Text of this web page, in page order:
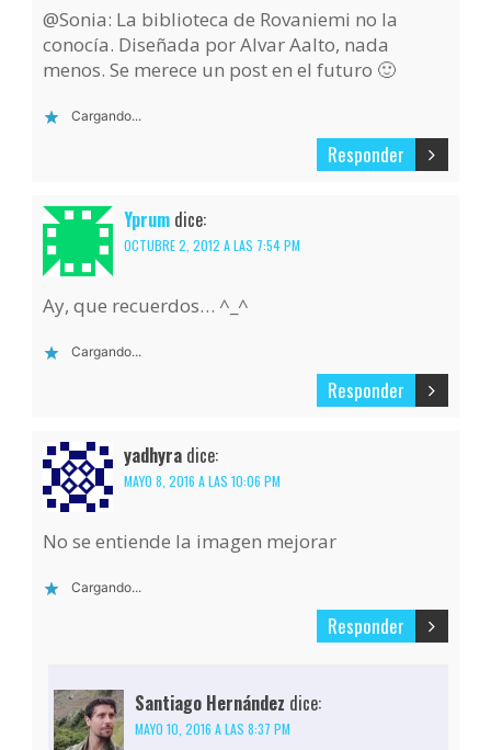
@Sonia: La biblioteca de Rovaniemi no la
conocía. Diseñada por Alvar Aalto, nada
menos. Se merece un post en el futuro 🙂
Cargando...
Responder
Yprum dice:
OCTUBRE 2, 2012 A LAS 7:54 PM
Ay, que recuerdos… ^_^
Cargando...
Responder
yadhyra dice:
MAYO 8, 2016 A LAS 10:06 PM
No se entiende la imagen mejorar
Cargando...
Responder
Santiago Hernández dice:
MAYO 10, 2016 A LAS 8:37 PM